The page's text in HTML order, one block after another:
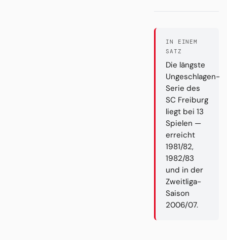
IN EINEM
SATZ
Die längste
Ungeschlagen-
Serie des
SC Freiburg
liegt bei 13
Spielen —
erreicht
1981/82,
1982/83
und in der
Zweitliga-
Saison
2006/07.